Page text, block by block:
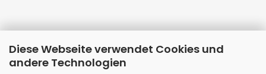
Diese Webseite verwendet Cookies und
andere Technologien